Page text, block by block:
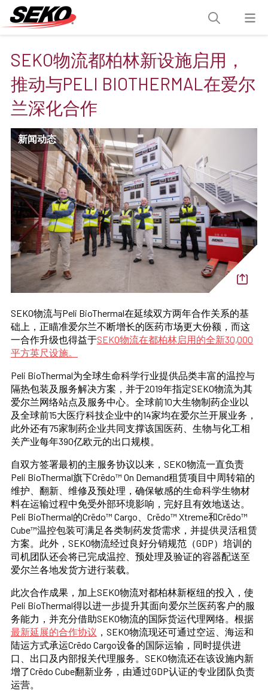
SEKO物流都柏林新设施启用，
推动与PELI BIOTHERMAL在爱尔
兰深化合作
新闻动态
SEKO物流与Peli BioThermal在延续双方两年合作关系的基
础上，正瞄准爱尔兰不断增长的医药市场更大份额，而这
一合作升级也得益于SEKO物流在都柏林启用的全新30,000
平方英尺设施。
Peli BioThermal为全球生命科学行业提供品类丰富的温控与
隔热包装及服务解决方案，并于2019年指定SEKO物流为其
爱尔兰网络站点及服务中心。全球前10大生物制药企业以
及全球前15大医疗科技企业中的14家均在爱尔兰开展业务，
此外还有75家制药企业共同支撑该国医药、生物与化工相
关产业每年390亿欧元的出口规模。
自双方签署最初的主服务协议以来，SEKO物流一直负责
Peli BioThermal旗下Crēdo™ On Demand租赁项目中周转箱的
维护、翻新、维修及预处理，确保敏感的生命科学生物材
料在运输过程中免受外部环境影响，完好且有效地送达。
Peli BioThermal的Crēdo™ Cargo、Crēdo™ Xtreme和Crēdo™
Cube™温控包装可满足各类制药发货需求，并提供灵活租赁
方案。此外，SEKO物流经过良好分销规范（GDP）培训的
司机团队还会将已完成温控、预处理及验证的容器配送至
爱尔兰各地发货方进行装载。
此次合作成果，加上SEKO物流对都柏林新枢纽的投入，使
Peli BioThermal得以进一步提升其面向爱尔兰医药客户的服
务能力，并充分借助SEKO物流的国际货运代理网络。根据
最新延展的合作协议 ，SEKO物流现还可通过空运、海运和
陆运方式承运Crēdo Cargo设备的国际运输，同时提供进
口、出口及内部报关代理服务。SEKO物流还在该设施内新
增了Crēdo Cube翻新业务，由通过GDP认证的专业团队负责
运营。